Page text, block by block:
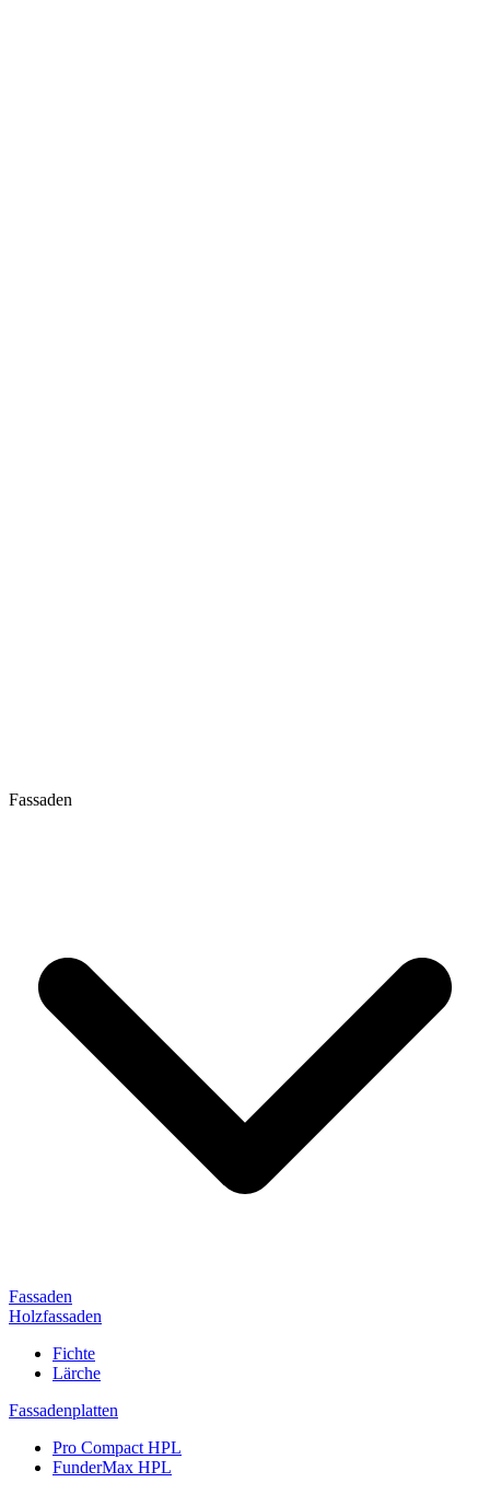
Fassaden
Fassaden
Holzfassaden
Fichte
Lärche
Fassadenplatten
Pro Compact HPL
FunderMax HPL